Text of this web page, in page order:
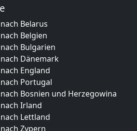
Belarus
Belgien
Bulgarien
Dänemark
England
Portugal
Bosnien und Herzegowina
Irland
Lettland
Zypern